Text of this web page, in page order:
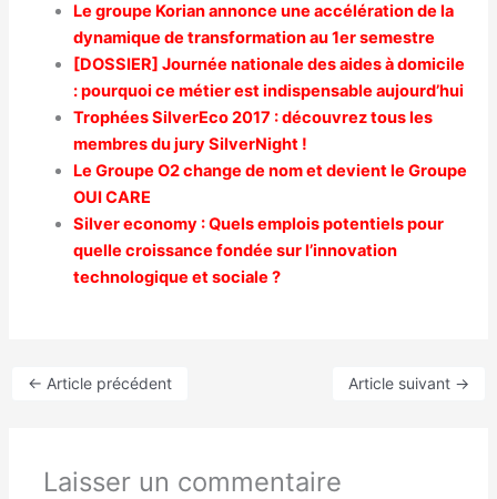
Le groupe Korian annonce une accélération de la
dynamique de transformation au 1er semestre
[DOSSIER] Journée nationale des aides à domicile
: pourquoi ce métier est indispensable aujourd’hui
Trophées SilverEco 2017 : découvrez tous les
membres du jury SilverNight !
Le Groupe O2 change de nom et devient le Groupe
OUI CARE
Silver economy : Quels emplois potentiels pour
quelle croissance fondée sur l’innovation
technologique et sociale ?
← Article précédent Article suivant →
Laisser un commentaire